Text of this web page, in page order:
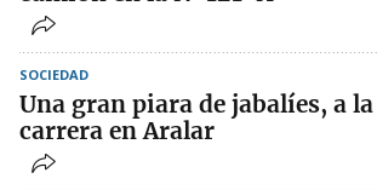
SOCIEDAD
Una gran piara de jabalíes, a la
carrera en Aralar